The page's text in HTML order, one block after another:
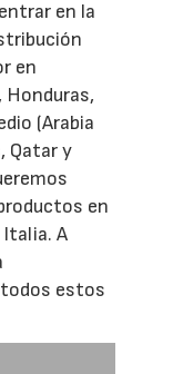
en la
en
Honduras,
(Arabia
Qatar y
en
A
estos